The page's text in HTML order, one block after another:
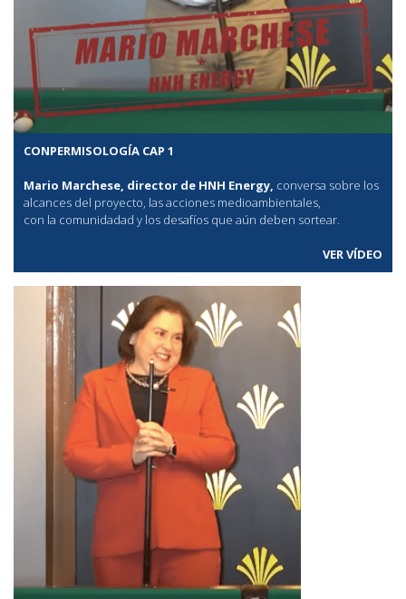
CONPERMISOLOGÍA CAP 1
Mario Marchese, director de HNH Energy, conversa sobre los
alcances del proyecto, las acciones medioambientales,
con la comunidadad y los desafíos que aún deben sortear.
VER VÍDEO